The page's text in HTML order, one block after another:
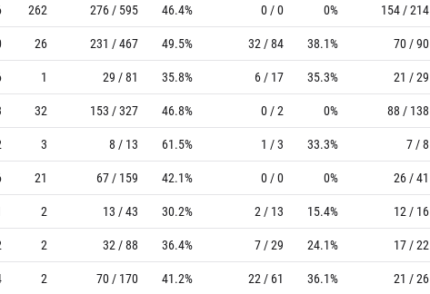
262 276 / 595 46.4% 0 / 0 0% 154 / 214
26 231 / 467 49.5% 32 / 84 38.1% 70 / 90
1 29 / 81 35.8% 6 / 17 35.3% 21 / 29
32 153 / 327 46.8% 0 / 2 0% 88 / 138
3 8 / 13 61.5% 1 / 3 33.3% 7 / 8
21 67 / 159 42.1% 0 / 0 0% 26 / 41
2 13 / 43 30.2% 2 / 13 15.4% 12 / 16
2 32 / 88 36.4% 7 / 29 24.1% 17 / 22
2 70 / 170 41.2% 22 / 61 36.1% 21 / 26